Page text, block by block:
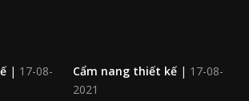
| 17-08-
Cẩm nang thiết kế | 17-08-
2021